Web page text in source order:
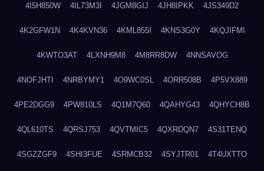
4I5H850W 4IL73M3I 4JGM8GIJ 4JH8IPKK 4JS349D2
4K2GFW1N 4K4KVN36 4KML855I 4KNS3G0Y 4KQJIFMI
4KWTO3AT 4LXNH9M8 4M8RR8DW 4NNSAVOG
4NOFJHTI 4NRBYMY1 4O9WC0SL 4ORR508B 4P5VX889
4PE2DGG9 4PW810LS 4Q1M7Q60 4QAHYG43 4QHYCH8B
4QL610TS 4QRSJ753 4QVTMIC5 4QXRDQN7 4S31TENQ
4SGZZGF9 4SHI3FUE 4SRMCB32 4SYJTR01 4T4UXTTO